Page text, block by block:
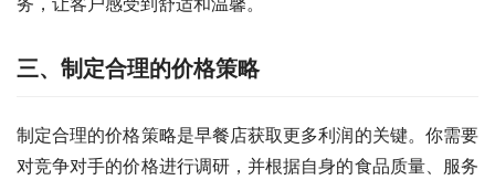
三、制定合理的价格策略
制定合理的价格策略是早餐店获取更多利润的关键。你需要
对竞争对手的价格进行调研，并根据自身的食品质量、服务